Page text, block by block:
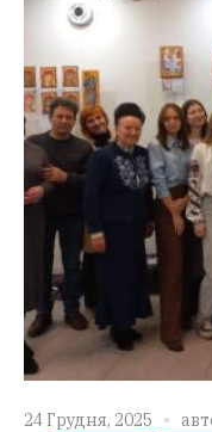
24 Грудня, 2025